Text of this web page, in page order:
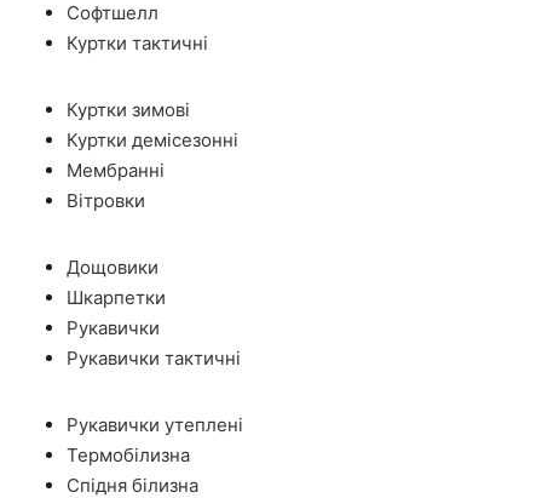
Софтшелл
Куртки тактичні
Куртки зимові
Куртки демісезонні
Мембранні
Вітровки
Дощовики
Шкарпетки
Рукавички
Рукавички тактичні
Рукавички утеплені
Термобілизна
Спідня білизна